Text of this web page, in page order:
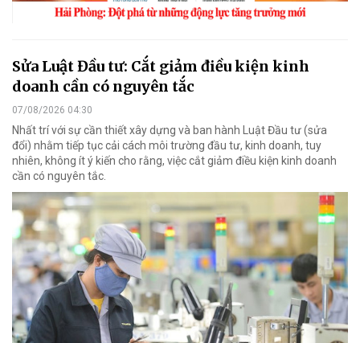
Sửa Luật Đầu tư: Cắt giảm điều kiện kinh
doanh cần có nguyên tắc
07/08/2026 04:30
Nhất trí với sự cần thiết xây dựng và ban hành Luật Đầu tư (sửa
đổi) nhằm tiếp tục cải cách môi trường đầu tư, kinh doanh, tuy
nhiên, không ít ý kiến cho rằng, việc cắt giảm điều kiện kinh doanh
cần có nguyên tắc.